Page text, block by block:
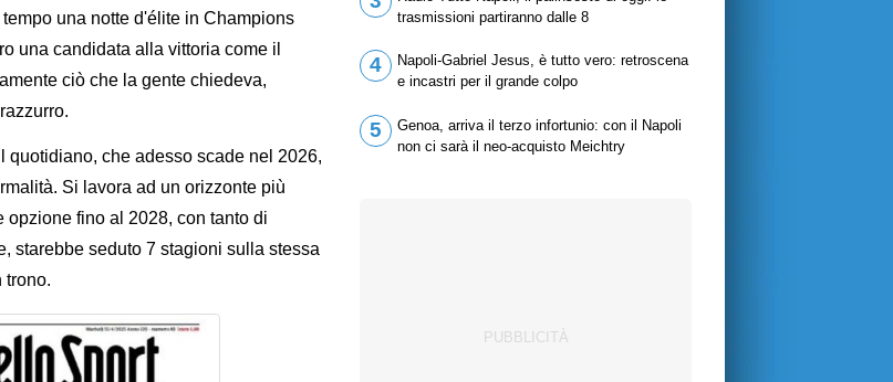
una notte d'élite in Champions
una candidata alla vittoria come il
ciò che la gente chiedeva,
che adesso scade nel 2026,
Si lavora ad un orizzonte più
opzione fino al 2028, con tanto di
starebbe seduto 7 stagioni sulla stessa
trono.
trasmissioni partiranno dalle 8
4
Napoli-Gabriel Jesus, è tutto vero: retroscena
e incastri per il grande colpo
5
Genoa, arriva il terzo infortunio: con il Napoli
non ci sarà il neo-acquisto Meichtry